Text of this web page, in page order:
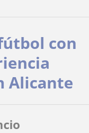
con
Alicante